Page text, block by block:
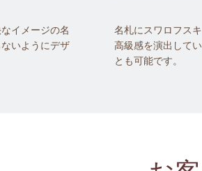
イメージの名
いようにデザ
名札にスワロフス
高級感を演出して
とも可能です。